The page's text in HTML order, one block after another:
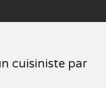
cuisiniste par